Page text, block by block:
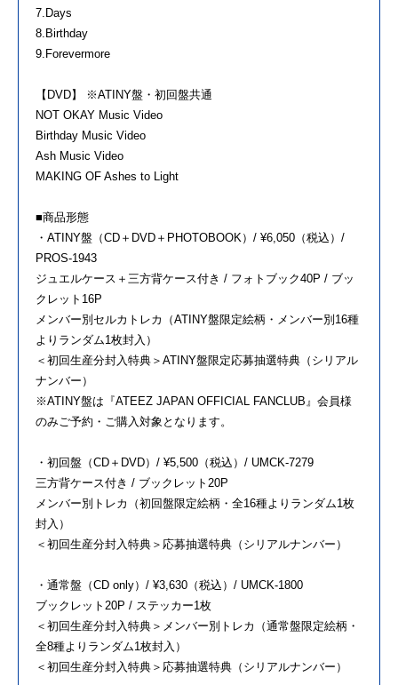
7.Days
8.Birthday
9.Forevermore
【DVD】 ※ATINY盤・初回盤共通
NOT OKAY Music Video
Birthday Music Video
Ash Music Video
MAKING OF Ashes to Light
■商品形態
・ATINY盤（CD＋DVD＋PHOTOBOOK）/ ¥6,050（税込）/
PROS-1943
ジュエルケース＋三方背ケース付き / フォトブック40P / ブッ
クレット16P
メンバー別セルカトレカ（ATINY盤限定絵柄・メンバー別16種
よりランダム1枚封入）
＜初回生産分封入特典＞ATINY盤限定応募抽選特典（シリアル
ナンバー）
※ATINY盤は『ATEEZ JAPAN OFFICIAL FANCLUB』会員様
のみご予約・ご購入対象となります。
・初回盤（CD＋DVD）/ ¥5,500（税込）/ UMCK-7279
三方背ケース付き / ブックレット20P
メンバー別トレカ（初回盤限定絵柄・全16種よりランダム1枚
封入）
＜初回生産分封入特典＞応募抽選特典（シリアルナンバー）
・通常盤（CD only）/ ¥3,630（税込）/ UMCK-1800
ブックレット20P / ステッカー1枚
＜初回生産分封入特典＞メンバー別トレカ（通常盤限定絵柄・
全8種よりランダム1枚封入）
＜初回生産分封入特典＞応募抽選特典（シリアルナンバー）